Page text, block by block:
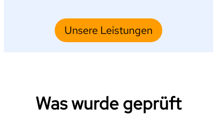
Unsere Leistungen
Was wurde geprüft